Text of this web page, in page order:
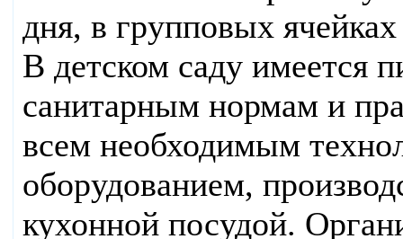
дня, в групповых ячейках
В детском саду имеется
санитарным нормам и
всем необходимым
оборудованием,
кухонной посудой.